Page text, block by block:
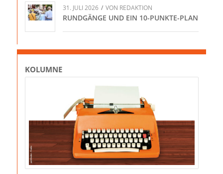
31. JULI 2026 / VON REDAKTION
RUNDGÄNGE UND EIN 10-PUNKTE-PLAN
KOLUMNE